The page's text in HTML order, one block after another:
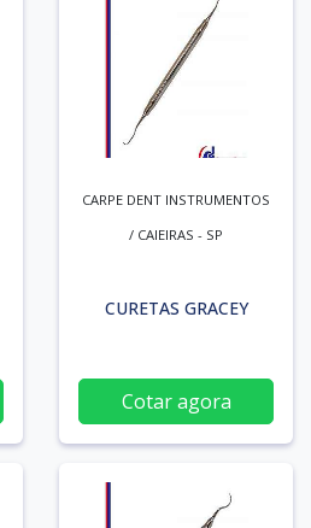
CARPE DENT INSTRUMENTOS
/ CAIEIRAS - SP
CURETAS GRACEY
Cotar agora